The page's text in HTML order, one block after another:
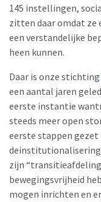
145 instellingen,
zitten daar omdat ze
een verstandelijke
heen kunnen.
Daar is onze stichting
een aantal jaren
eerste instantie
steeds meer open
eerste stappen
deinstitutionalisering
zijn
bewegingsvrijheid
mogen inrichten en